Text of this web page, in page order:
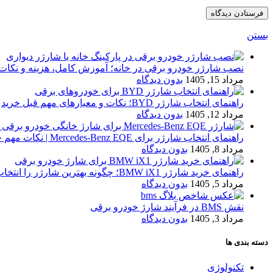
بستن
نصب شارژر خودرو برقی در خانه؛ آموزش کامل، هزینه و
مرداد 15, 1405
بدون دیدگاه
راهنمای انتخاب شارژر BYD؛ نکات و معیارهای مهم قبل خرید
مرداد 12, 1405
بدون دیدگاه
راهنمای انتخاب شارژر برای Mercedes-Benz EQE | نکات مهم خرید
مرداد 8, 1405
بدون دیدگاه
راهنمای خرید شارژر BMW iX1؛ چگونه بهترین شارژر را انتخاب کنیم؟
مرداد 5, 1405
بدون دیدگاه
نقش BMS در فرآیند شارژ خودرو برقی
مرداد 3, 1405
بدون دیدگاه
دسته بندی ها
تکنولوژی